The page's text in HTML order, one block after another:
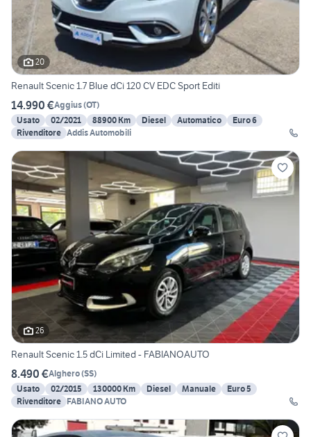
20
Renault Scenic 1.7 Blue dCi 120 CV EDC Sport Editi
14.990 €Aggius(OT)
Usato
02/2021 88900 Km Diesel Automatico
Euro 6
Rivenditore Addis Automobili
26
Renault Scenic 1.5 dCi Limited - FABIANOAUTO
8.490 €Alghero(SS)
Usato
02/2015 130000 Km Diesel Manuale
Euro 5
Rivenditore FABIANO AUTO